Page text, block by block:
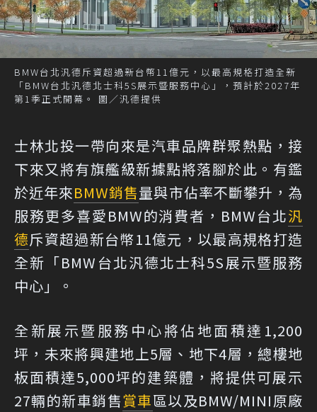
BMW台北汎德斥資超過新台幣11億元，以最高規格打造全新
「BMW台北汎德北士科5S展示暨服務中心」，預計於2027年
第1季正式開幕。 圖／汎德提供
士林北投一帶向來是汽車品牌群聚熱點，接
下來又將有旗艦級新據點將落腳於此。有鑑
於近年來BMW銷售量與市佔率不斷攀升，為
服務更多喜愛BMW的消費者，BMW台北汎
德斥資超過新台幣11億元，以最高規格打造
全新「BMW台北汎德北士科5S展示暨服務
中心」。
全新展示暨服務中心將佔地面積達1,200
坪，未來將興建地上5層、地下4層，總樓地
板面積達5,000坪的建築體，將提供可展示
27輛的新車銷售賞車區以及BMW/MINI原廠